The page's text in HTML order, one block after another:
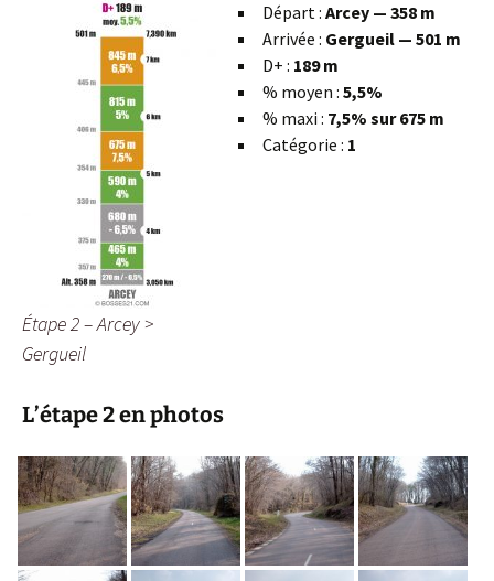
Étape 2 – Arcey >
Gergueil
Départ : Arcey — 358 m
Arrivée : Gergueil — 501 m
D+ : 189 m
% moyen : 5,5%
% maxi : 7,5% sur 675 m
Catégorie : 1
L’étape 2 en photos